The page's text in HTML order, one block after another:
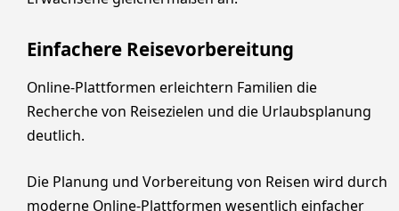
Einfachere Reisevorbereitung
Online-Plattformen erleichtern Familien die
Recherche von Reisezielen und die Urlaubsplanung
deutlich.
Die Planung und Vorbereitung von Reisen wird durch
moderne Online-Plattformen wesentlich einfacher